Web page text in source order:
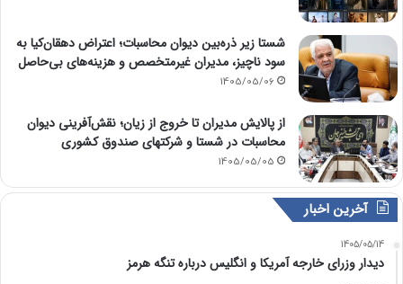
شستا زیر ذره‌بین دیوان محاسبات؛ اعتراض دهقان‌کیا به
سود ناچیز، مدیران غیرمتخصص و هزینه‌های بی‌حاصل
1405/05/06
از پالایش مدیران تا خروج از زیان؛ نقش‌آفرینی دیوان
محاسبات در شستا و شرکتهای صندوق کشوری
1405/05/05
آخرین اخبار
1405/05/14
دیدار وزرای خارجه آمریکا و انگلیس درباره تنگه هرمز